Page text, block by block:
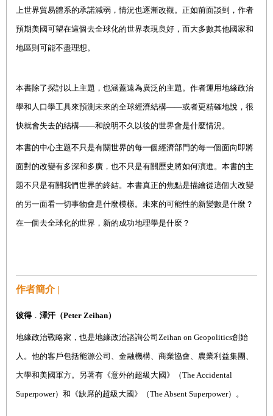
上世界貿易體系的承諾減弱，情況也逐漸改觀。正如前面談到，作者
預期美國可望在這個去全球化的世界表現良好，而大多數其他國家和
地區則可能不盡理想。
本書除了探討以上主題，也涵蓋遠為廣泛的主題。作者運用地緣政治
學和人口學工具來預測未來的全球經濟結構——或者更精確地說，很
快就會失去的結構——和說明不久以後的世界會是什麼情況。
本書的中心主題不只是有關世界的每一個經濟部門的每一個面向即將
面對的改變有多深和多廣，也不只是有關歷史將如何演進。本書的主
題不只是有關我們世界的終結。本書真正的焦點是描繪從這個大改變
的另一面看一切事物會是什麼模樣。未來的可能性的新變數是什麼？
在一個去全球化的世界，新的成功地理學是什麼？
作者簡介 |
彼得． 澤汗（Peter Zeihan）
地緣政治戰略家，也是地緣政治諮詢公司Zeihan on Geopolitics創始
人。他的客戶包括能源公司、金融機構、商業協會、農業利益集團、
大學和美國軍方。另著有《意外的超級大國》（The Accidental
Superpower）和《缺席的超級大國》（The Absent Superpower）。